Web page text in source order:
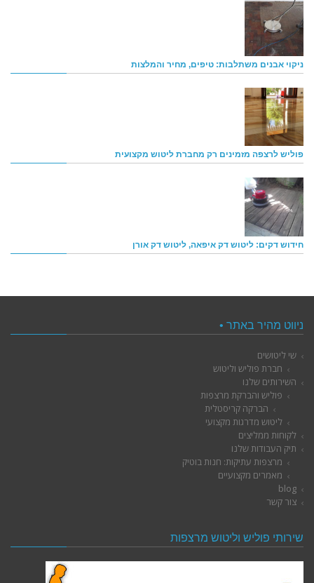
ניקוי אבנים משתלבות: טיפים, מחיר והמלצות
פוליש לרצפה מזמינים רק מחברת ליטוש מקצועית
חידוש דקים: ליטוש דק איפאה, ליטוש דק אורן
ניווט מהיר באתר •
שי ליטושים
חברת פוליש וליטוש
השירותים שלנו
פוליש והברקת מרצפות
הברקה קריסטלית
ליטוש מדרגות מקצועי
לקוחות ממליצים
תיק העבודות שלנו
מרצפות עתיקות: חנות בוטיק
מאמרים מקצועיים
blog
צור קשר
שירותי פוליש וליטוש מרצפות